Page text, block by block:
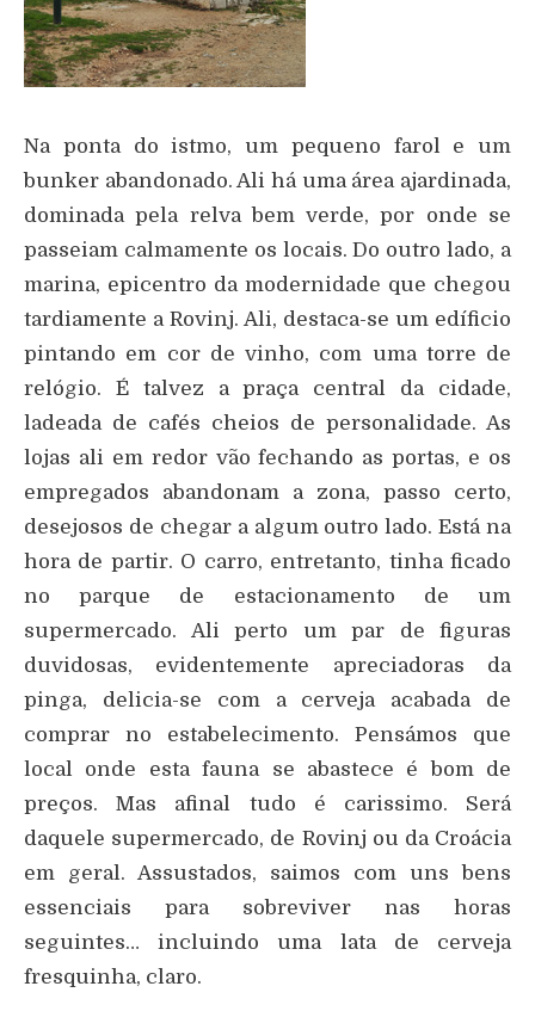
Na ponta do istmo, um pequeno farol e um
bunker abandonado. Ali há uma área ajardinada,
dominada pela relva bem verde, por onde se
passeiam calmamente os locais. Do outro lado, a
marina, epicentro da modernidade que chegou
tardiamente a Rovinj. Ali, destaca-se um edíficio
pintando em cor de vinho, com uma torre de
relógio. É talvez a praça central da cidade,
ladeada de cafés cheios de personalidade. As
lojas ali em redor vão fechando as portas, e os
empregados abandonam a zona, passo certo,
desejosos de chegar a algum outro lado. Está na
hora de partir. O carro, entretanto, tinha ficado
no parque de estacionamento de um
supermercado. Ali perto um par de figuras
duvidosas, evidentemente apreciadoras da
pinga, delicia-se com a cerveja acabada de
comprar no estabelecimento. Pensámos que
local onde esta fauna se abastece é bom de
preços. Mas afinal tudo é carissimo. Será
daquele supermercado, de Rovinj ou da Croácia
em geral. Assustados, saimos com uns bens
essenciais para sobreviver nas horas
seguintes… incluindo uma lata de cerveja
fresquinha, claro.